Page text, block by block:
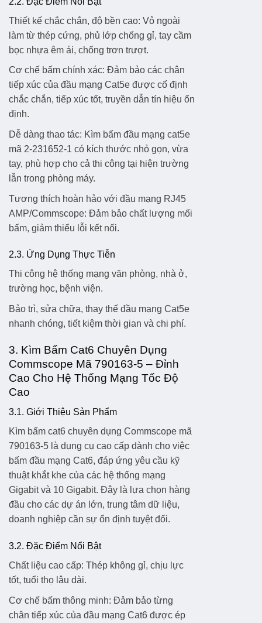
Thiết kế chắc chắn, độ bền cao: Vỏ ngoài
làm từ thép cứng, phủ lớp chống gỉ, tay cầm
bọc nhựa êm ái, chống trơn trượt.
Cơ chế bấm chính xác: Đảm bảo các chân
tiếp xúc của đầu mạng Cat5e được cố định
chắc chắn, tiếp xúc tốt, truyền dẫn tín hiệu ổn
định.
Dễ dàng thao tác: Kìm bấm đầu mạng cat5e
mã 2-231652-1 có kích thước nhỏ gọn, vừa
tay, phù hợp cho cả thi công tại hiện trường
lẫn trong phòng máy.
Tương thích hoàn hảo với đầu mạng RJ45
AMP/Commscope: Đảm bảo chất lượng mối
bấm, giảm thiểu lỗi kết nối.
2.3. Ứng Dụng Thực Tiễn
Thi công hệ thống mạng văn phòng, nhà ở,
trường học, bệnh viện.
Bảo trì, sửa chữa, thay thế đầu mạng Cat5e
nhanh chóng, tiết kiệm thời gian và chi phí.
3. Kìm Bấm Cat6 Chuyên Dụng
Commscope Mã 790163-5 – Đỉnh
Cao Cho Hệ Thống Mạng Tốc Độ
Cao
3.1. Giới Thiệu Sản Phẩm
Kìm bấm cat6 chuyên dụng Commscope mã
790163-5 là dụng cụ cao cấp dành cho việc
bấm đầu mạng Cat6, đáp ứng yêu cầu kỹ
thuật khắt khe của các hệ thống mạng
Gigabit và 10 Gigabit. Đây là lựa chọn hàng
đầu cho các dự án lớn, trung tâm dữ liệu,
doanh nghiệp cần sự ổn định tuyệt đối.
3.2. Đặc Điểm Nổi Bật
Chất liệu cao cấp: Thép không gỉ, chịu lực
tốt, tuổi thọ lâu dài.
Cơ chế bấm thông minh: Đảm bảo từng
chân tiếp xúc của đầu mạng Cat6 được ép